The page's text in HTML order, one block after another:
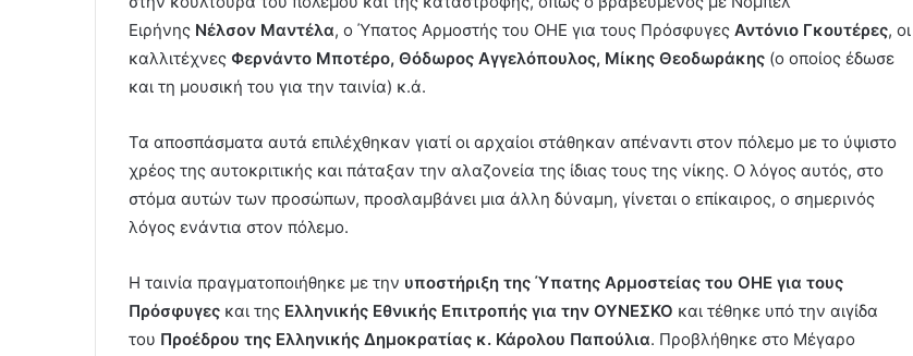
Ειρήνης Νέλσον Μαντέλα, ο Ύπατος Αρμοστής του ΟΗΕ για τους Πρόσφυγες Αντόνιο Γκουτέρες, οι
καλλιτέχνες Φερνάντο Μποτέρο, Θόδωρος Αγγελόπουλος, Μίκης Θεοδωράκης (ο οποίος έδωσε
και τη μουσική του για την ταινία) κ.ά.
Τα αποσπάσματα αυτά επιλέχθηκαν γιατί οι αρχαίοι στάθηκαν απέναντι στον πόλεμο με το ύψιστο
χρέος της αυτοκριτικής και πάταξαν την αλαζονεία της ίδιας τους της νίκης. Ο λόγος αυτός, στο
στόμα αυτών των προσώπων, προσλαμβάνει μια άλλη δύναμη, γίνεται ο επίκαιρος, ο σημερινός
λόγος ενάντια στον πόλεμο.
Η ταινία πραγματοποιήθηκε με την υποστήριξη της Ύπατης Αρμοστείας του ΟΗΕ για τους
Πρόσφυγες και της Ελληνικής Εθνικής Επιτροπής για την ΟΥΝΕΣΚΟ και τέθηκε υπό την αιγίδα
του Προέδρου της Ελληνικής Δημοκρατίας κ. Κάρολου Παπούλια. Προβλήθηκε στο Μέγαρο